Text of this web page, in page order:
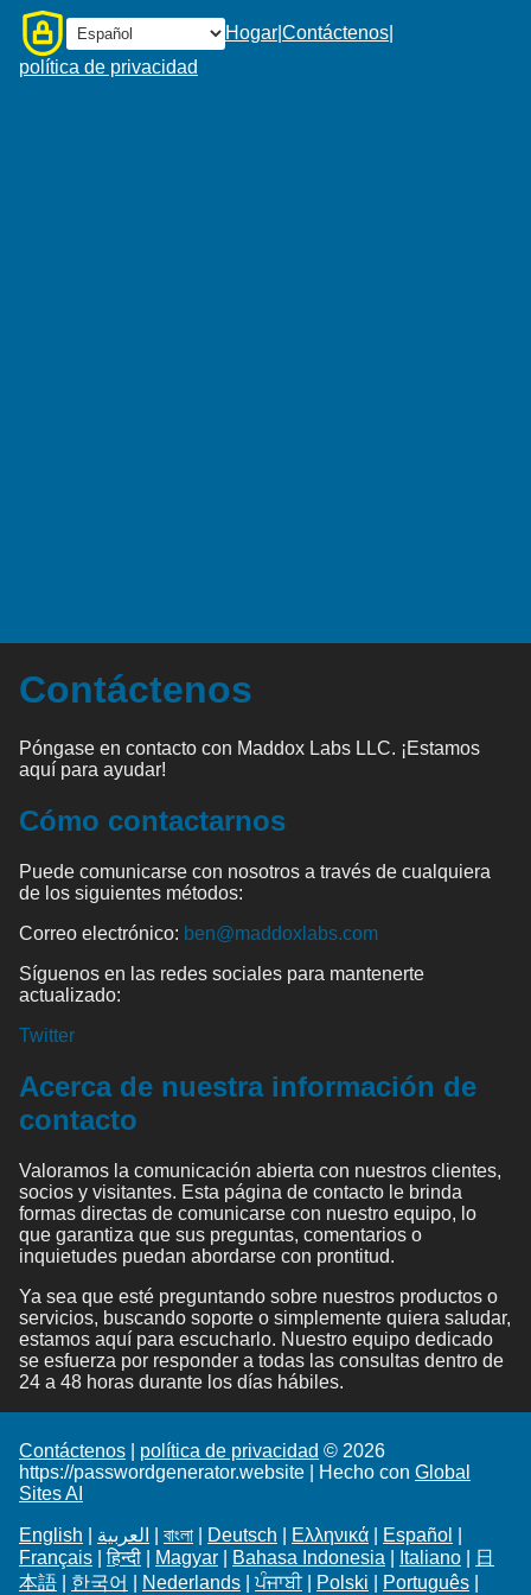
Hogar Contáctenos
política de privacidad
Contáctenos
Póngase en contacto con Maddox Labs LLC. ¡Estamos
aquí para ayudar!
Cómo contactarnos
Puede comunicarse con nosotros a través de cualquiera
de los siguientes métodos:
Correo electrónico: ben@maddoxlabs.com
Síguenos en las redes sociales para mantenerte
actualizado:
Twitter
Acerca de nuestra información de
contacto
Valoramos la comunicación abierta con nuestros clientes,
socios y visitantes. Esta página de contacto le brinda
formas directas de comunicarse con nuestro equipo, lo
que garantiza que sus preguntas, comentarios o
inquietudes puedan abordarse con prontitud.
Ya sea que esté preguntando sobre nuestros productos o
servicios, buscando soporte o simplemente quiera saludar,
estamos aquí para escucharlo. Nuestro equipo dedicado
se esfuerza por responder a todas las consultas dentro de
24 a 48 horas durante los días hábiles.
Contáctenos política de privacidad © 2026
https://passwordgenerator.website | Hecho con Global
Sites AI
English العربية বাংলা Deutsch Ελληνικά Español
Français |हिन्दी Magyar Bahasa Indonesia Italiano
日
本語
한국어 Nederlands |ਪੰਜਾਬੀ| Polski Português